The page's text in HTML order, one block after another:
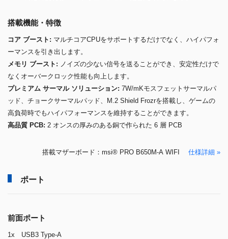
搭載機能・特徴
コア ブースト: マルチコアCPUをサポートするだけでなく、ハイパフォ
ーマンスを引き出します。
メモリ ブースト: ノイズの少ない信号を送ることができ、安定性だけで
なくオーバークロック性能も向上します。
プレミアム サーマル ソリューション: 7W/mKモスフェットサーマルパ
ッド、チョークサーマルパッド、M.2 Shield Frozrを搭載し、ゲームの
高負荷時でもハイパフォーマンスを維持することができます。
高品質 PCB: 2 オンスの厚みのある銅で作られた 6 層 PCB
搭載マザーボード：msi® PRO B650M-A WIFI 仕様詳細 »
ポート
前面ポート
1x USB3 Type-A